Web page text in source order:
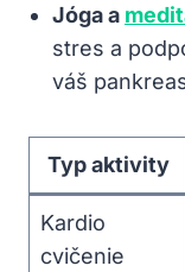
Jóga a
stres ‌a
váš
Typ aktivity
Kardio
cvičenie